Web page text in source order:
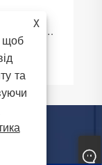
- ваш
X
щоб
та